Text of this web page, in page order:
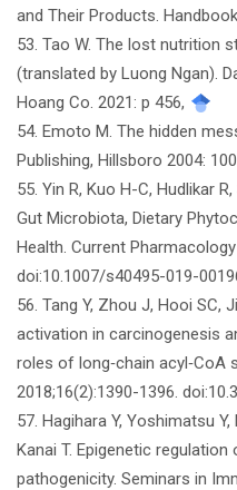
and Their Products.
53. Tao W. The lost nutrition
(translated by Luong Ngan).
Hoang Co. 2021: p 456,
54. Emoto M. The hidden
Publishing, Hillsboro 2004:
55. Yin R, Kuo H-C, Hudlikar
Gut Microbiota, Dietary
Health. Current
doi:10.1007/s40495-019-
56. Tang Y, Zhou J, Hooi SC,
activation in carcinogenesis
roles of long‑chain acyl‑CoA
2018;16(2):1390-1396.
57. Hagihara Y, Yoshimatsu Y,
Kanai T. Epigenetic
pathogenicity. Seminars in